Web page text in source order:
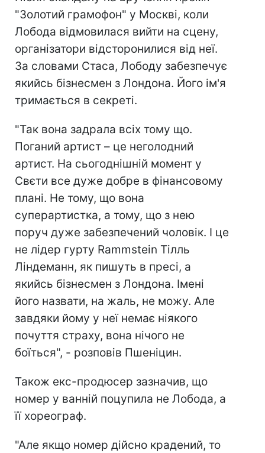
"Золотий грамофон" у Москві, коли
Лобода відмовилася вийти на сцену,
організатори відсторонилися від неї.
За словами Стаса, Лободу забезпечує
якийсь бізнесмен з Лондона. Його ім'я
тримається в секреті.
"Так вона задрала всіх тому що.
Поганий артист – це неголодний
артист. На сьогоднішній момент у
Свєти все дуже добре в фінансовому
плані. Не тому, що вона
суперартистка, а тому, що з нею
поруч дуже забезпечений чоловік. І це
не лідер гурту Rammstein Тілль
Ліндеманн, як пишуть в пресі, а
якийсь бізнесмен з Лондона. Імені
його назвати, на жаль, не можу. Але
завдяки йому у неї немає ніякого
почуття страху, вона нічого не
боїться", - розповів Пшеніцин.
Також екс-продюсер зазначив, що
номер у ванній поцупила не Лобода, а
її хореограф.
"Але якщо номер дійсно крадений, то